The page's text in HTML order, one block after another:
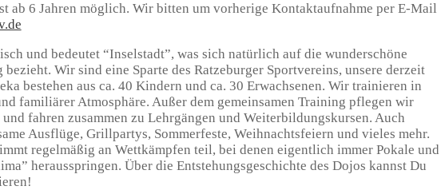
ab 6 Jahren möglich. Wir bitten um vorherige Kontaktaufnahme per E-Mail
und bedeutet “Inselstadt”, was sich natürlich auf die wunderschöne
bezieht. Wir sind eine Sparte des Ratzeburger Sportvereins, unsere derzeit
bestehen aus ca. 40 Kindern und ca. 30 Erwachsenen. Wir trainieren in
familiärer Atmosphäre. Außer dem gemeinsamen Training pflegen wir
und fahren zusammen zu Lehrgängen und Weiterbildungskursen. Auch
Ausflüge, Grillpartys, Sommerfeste, Weihnachtsfeiern und vieles mehr.
regelmäßig an Wettkämpfen teil, bei denen eigentlich immer Pokale und
herausspringen. Über die Entstehungsgeschichte des Dojos kannst Du